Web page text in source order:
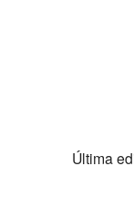
Última